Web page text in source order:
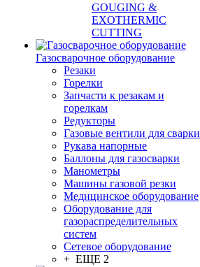
GOUGING &
EXOTHERMIC
CUTTING
Газосварочное оборудование
Резаки
Горелки
Запчасти к резакам и
горелкам
Редукторы
Газовые вентили для сварки
Рукава напорные
Баллоны для газосварки
Манометры
Машины газовой резки
Медицинское оборудование
Оборудование для
газораспределительных
систем
Сетевое оборудование
+ ЕЩЕ 2